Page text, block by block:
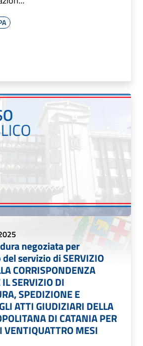
negoziata per
servizio di SERVIZIO
CORRISPONDENZA
SERVIZIO DI
SPEDIZIONE E
ATTI GIUDIZIARI DELLA
DI CATANIA PER
VENTIQUATTRO MESI